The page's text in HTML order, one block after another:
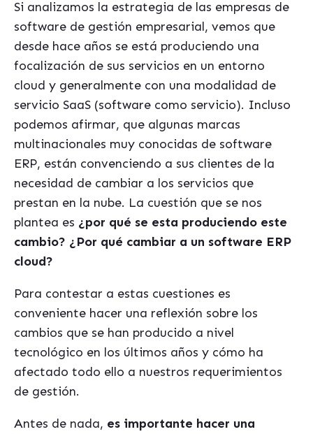
Si analizamos la estrategia de las empresas de
software de gestión empresarial, vemos que
desde hace años se está produciendo una
focalización de sus servicios en un entorno
cloud y generalmente con una modalidad de
servicio SaaS (software como servicio). Incluso
podemos afirmar, que algunas marcas
multinacionales muy conocidas de software
ERP, están convenciendo a sus clientes de la
necesidad de cambiar a los servicios que
prestan en la nube. La cuestión que se nos
plantea es ¿por qué se esta produciendo este
cambio? ¿Por qué cambiar a un software ERP
cloud?
Para contestar a estas cuestiones es
conveniente hacer una reflexión sobre los
cambios que se han producido a nivel
tecnológico en los últimos años y cómo ha
afectado todo ello a nuestros requerimientos
de gestión.
Antes de nada, es importante hacer una